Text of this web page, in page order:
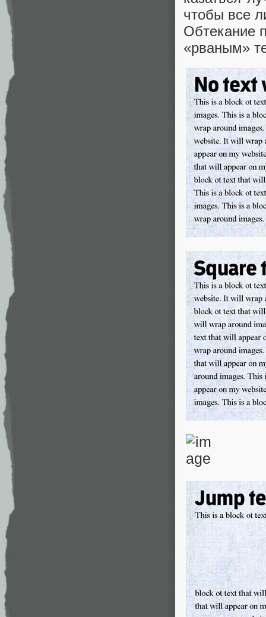
чтобы все
Обтекание
«рваным»